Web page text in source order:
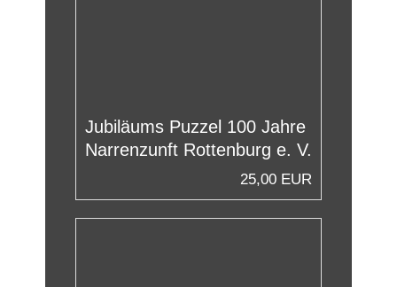
Jubiläums Puzzel 100 Jahre
Narrenzunft Rottenburg e. V.
25,00 EUR